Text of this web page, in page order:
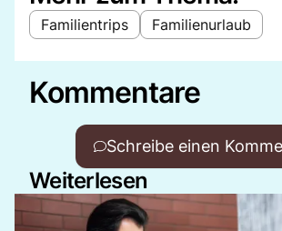
Familientrips Familienurlaub
Kommentare
Schreibe einen
Weiterlesen